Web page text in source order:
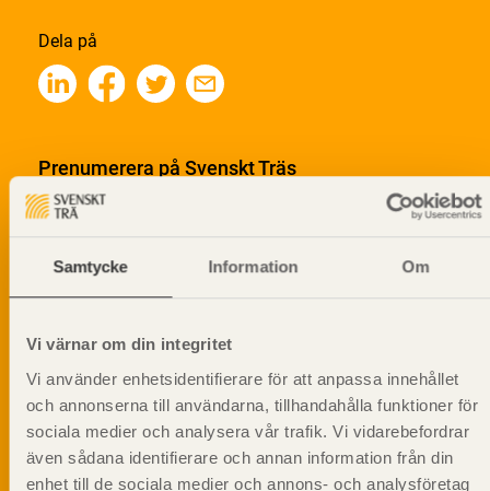
Samtycke Information Om
Vi värnar om din integritet
Vi använder enhetsidentifierare för att anpassa innehållet
och annonserna till användarna, tillhandahålla funktioner för
sociala medier och analysera vår trafik. Vi vidarebefordrar
även sådana identifierare och annan information från din
enhet till de sociala medier och annons- och analysföretag
Dela på
Prenumerera på Svenskt Träs
informationsutskick!